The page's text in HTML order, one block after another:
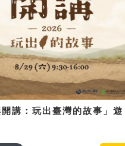
開講：玩出臺灣的故事」遊